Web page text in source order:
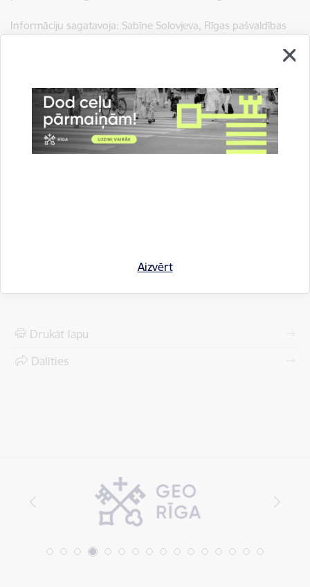
Aizvērt
Informāciju sagatavoja: Sabīne Solovjeva, Rīgas pašvaldības
Autors:
Rīgas pašvaldības Komunikācijas pārvaldes Ārējās
Pilsētvide
Drukāt lapu
Dalīties